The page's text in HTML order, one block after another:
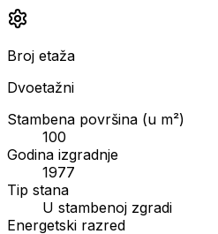
Broj etaža
Dvoetažni
Stambena površina (u m²)
100
Godina izgradnje
1977
Tip stana
U stambenoj zgradi
Energetski razred